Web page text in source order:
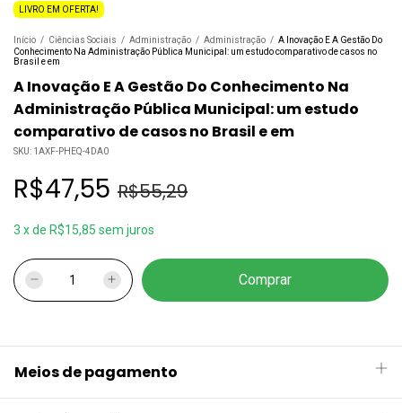
LIVRO EM OFERTA!
Início / Ciências Sociais / Administração / Administração / A Inovação E A Gestão Do
Conhecimento Na Administração Pública Municipal: um estudo comparativo de casos no
Brasil e em
A Inovação E A Gestão Do Conhecimento Na
Administração Pública Municipal: um estudo
comparativo de casos no Brasil e em
SKU: 1AXF-PHEQ-4DA0
R$47,55 R$55,29
3 xde R$15,85 sem juros
Meios de pagamento